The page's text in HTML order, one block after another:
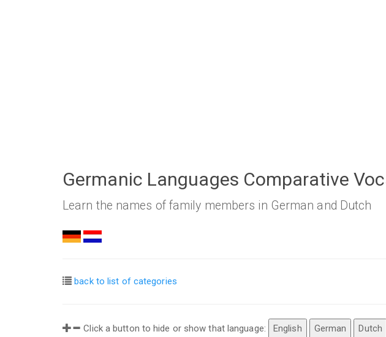
Germanic Languages Comparative
Learn the names of family members in German and Dutch
back to list of categories
Click a button to hide or show that language: English German Dutch